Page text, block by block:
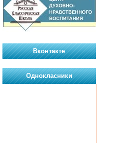
Вконтакте
Однокласники